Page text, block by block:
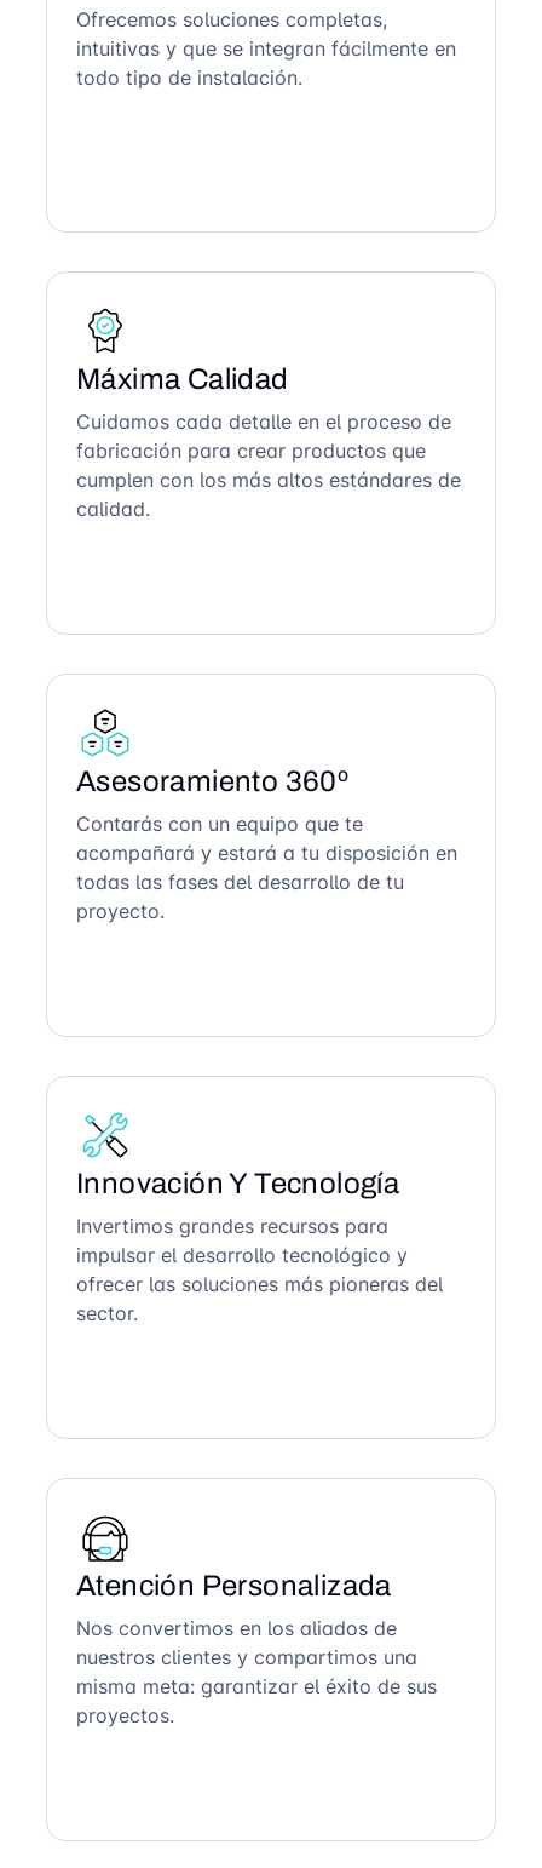
Ofrecemos soluciones completas,
intuitivas y que se integran fácilmente en
todo tipo de instalación.
Máxima Calidad
Cuidamos cada detalle en el proceso de
fabricación para crear productos que
cumplen con los más altos estándares de
calidad.
Asesoramiento 360º
Contarás con un equipo que te
acompañará y estará a tu disposición en
todas las fases del desarrollo de tu
proyecto.
Innovación Y Tecnología
Invertimos grandes recursos para
impulsar el desarrollo tecnológico y
ofrecer las soluciones más pioneras del
sector.
Atención Personalizada
Nos convertimos en los aliados de
nuestros clientes y compartimos una
misma meta: garantizar el éxito de sus
proyectos.